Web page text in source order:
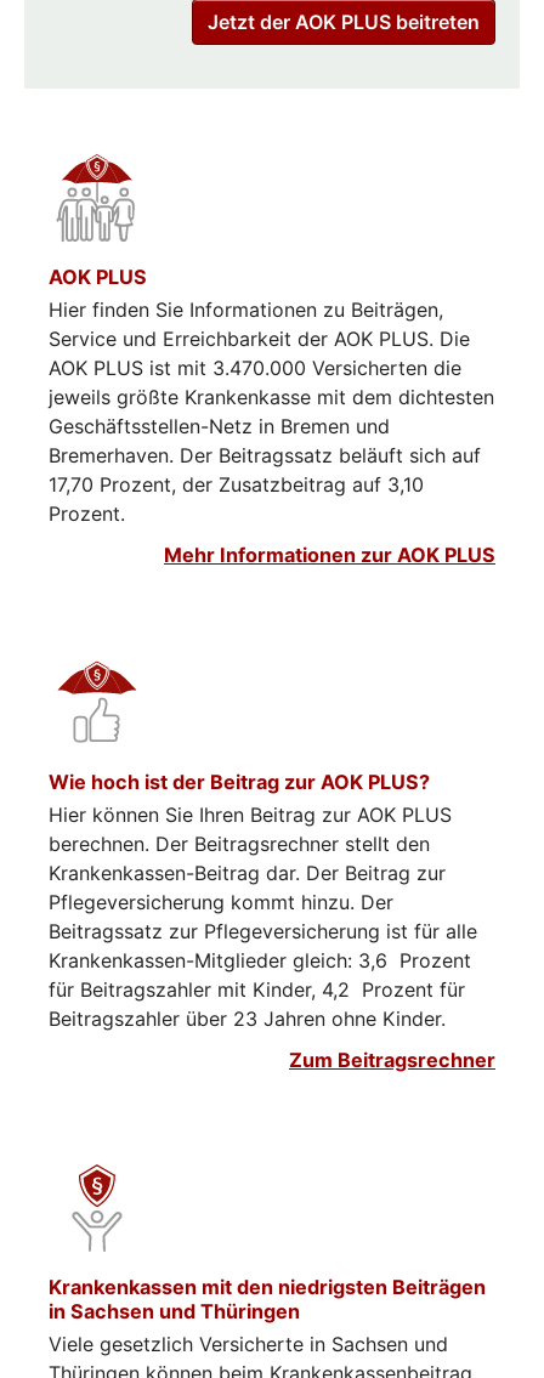
Jetzt der AOK PLUS beitreten
AOK PLUS
Hier finden Sie Informationen zu Beiträgen,
Service und Erreichbarkeit der AOK PLUS. Die
AOK PLUS ist mit 3.470.000 Versicherten die
jeweils größte Krankenkasse mit dem dichtesten
Geschäftsstellen-Netz in Bremen und
Bremerhaven. Der Beitragssatz beläuft sich auf
17,70 Prozent, der Zusatzbeitrag auf 3,10
Prozent.
Mehr Informationen zur AOK PLUS
Wie hoch ist der Beitrag zur AOK PLUS?
Hier können Sie Ihren Beitrag zur AOK PLUS
berechnen. Der Beitragsrechner stellt den
Krankenkassen-Beitrag dar. Der Beitrag zur
Pflegeversicherung kommt hinzu. Der
Beitragssatz zur Pflegeversicherung ist für alle
Krankenkassen-Mitglieder gleich: 3,6 Prozent
für Beitragszahler mit Kinder, 4,2 Prozent für
Beitragszahler über 23 Jahren ohne Kinder.
Zum Beitragsrechner
Krankenkassen mit den niedrigsten Beiträgen
in Sachsen und Thüringen
Viele gesetzlich Versicherte in Sachsen und
Thüringen können beim Krankenkassenbeitrag